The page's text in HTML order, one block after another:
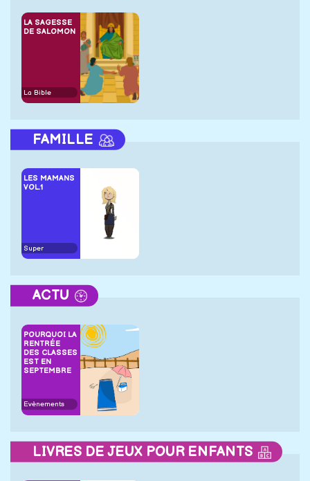
LA SAGESSE
DE SALOMON
La Bible
FAMILLE
LES MAMANS
VOL.1
Super
ACTU
POURQUOI LA
RENTRÉE
DES CLASSES
EST EN
SEPTEMBRE
Evènements
LIVRES DE JEUX POUR ENFANTS